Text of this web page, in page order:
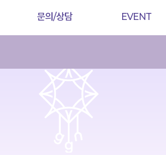
문의/상담 EVENT